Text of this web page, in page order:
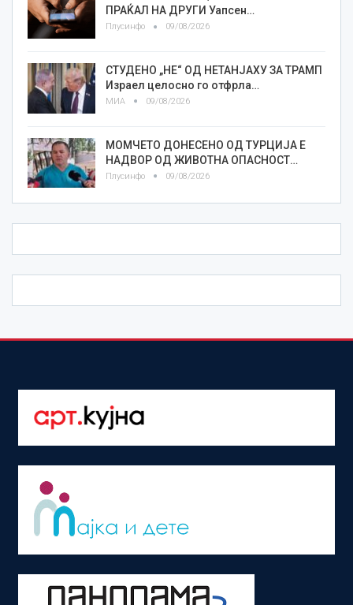
ПРАЌАЛ НА ДРУГИ Уапсен…
Плусинфо 09/08/2026
СТУДЕНО „НЕ“ ОД НЕТАНЈАХУ ЗА ТРАМП
Израел целосно го отфрла…
МИА 09/08/2026
МОМЧЕТО ДОНЕСЕНО ОД ТУРЦИЈА Е
НАДВОР ОД ЖИВОТНА ОПАСНОСТ…
Плусинфо 09/08/2026